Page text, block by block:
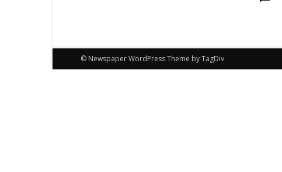
© Newspaper WordPress Theme by TagDiv